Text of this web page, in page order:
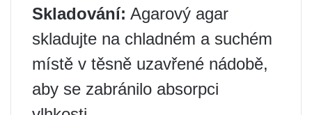
Skladování: Agarový agar
skladujte na chladném a suchém
místě v těsně uzavřené nádobě,
aby se zabránilo absorpci